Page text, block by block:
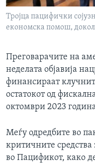
Тројца пацифички
економска помош,
Преговарачите на
неделата објавија
финансираат
остатокот од
октомври 2023
Меѓу одредбите во
критичните
во Пацификот, како